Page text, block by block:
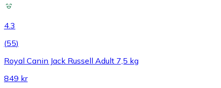
4.3
(55)
Royal Canin Jack Russell Adult 7,5 kg
849 kr